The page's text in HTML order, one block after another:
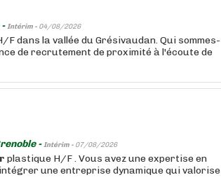
-Intérim - 04/08/2026
F dans la vallée du Grésivaudan. Qui sommes-
de recrutement de proximité à l'écoute de
-Intérim - 07/08/2026
plastique H/F . Vous avez une expertise en
une entreprise dynamique qui valorise